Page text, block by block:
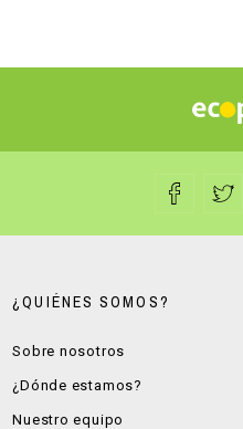
¿QUIÉNES SOMOS?
Sobre nosotros
¿Dónde estamos?
Nuestro equipo